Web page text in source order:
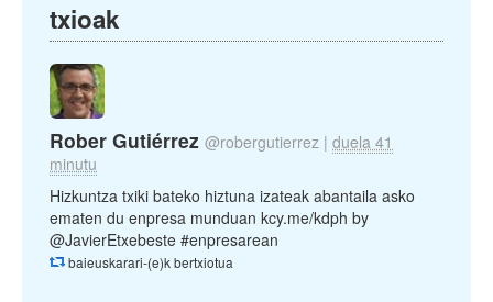
txioak
Rober Gutiérrez @robergutierrez | duela 41
minutu
Hizkuntza txiki bateko hiztuna izateak abantaila asko
ematen du enpresa munduan kcy.me/kdph by
@JavierEtxebeste #enpresarean
baieuskarari-(e)k bertxiotua